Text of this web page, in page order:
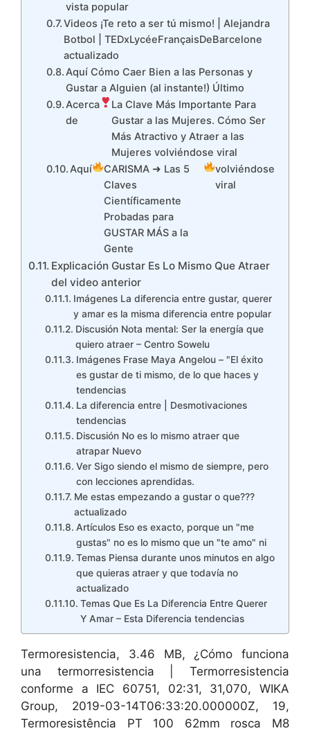
vista popular
Videos ¡Te reto a ser tú mismo! | Alejandra
Botbol | TEDxLycéeFrançaisDeBarcelone
actualizado
Aquí Cómo Caer Bien a las Personas y
Gustar a Alguien (al instante!) Último
Acerca
de
La Clave Más Importante Para
Gustar a las Mujeres. Cómo Ser
Más Atractivo y Atraer a las
Mujeres volviéndose viral
Aquí
CARISMA ➜ Las 5
Claves
Científicamente
Probadas para
GUSTAR MÁS a la
Gente
volviéndose
viral
Explicación Gustar Es Lo Mismo Que Atraer
del video anterior
Imágenes La diferencia entre gustar, querer
y amar es la misma diferencia entre popular
Discusión Nota mental: Ser la energía que
quiero atraer – Centro Sowelu
Imágenes Frase Maya Angelou – "El éxito
es gustar de ti mismo, de lo que haces y
tendencias
La diferencia entre | Desmotivaciones
tendencias
Discusión No es lo mismo atraer que
atrapar Nuevo
Ver Sigo siendo el mismo de siempre, pero
con lecciones aprendidas.
Me estas empezando a gustar o que???
actualizado
Artículos Eso es exacto, porque un "me
gustas" no es lo mismo que un "te amo" ni
Temas Piensa durante unos minutos en algo
que quieras atraer y que todavía no
actualizado
Temas Que Es La Diferencia Entre Querer
Y Amar – Esta Diferencia tendencias
Termoresistencia, 3.46 MB, ¿Cómo funciona
una termorresistencia | Termorresistencia
conforme a IEC 60751, 02:31, 31,070, WIKA
Group, 2019-03-14T06:33:20.000000Z, 19,
Termoresistência PT 100 62mm rosca M8